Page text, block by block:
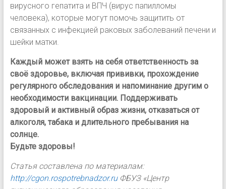
вирусного гепатита и ВПЧ (вирус папилломы
человека), которые могут помочь защитить от
связанных с инфекцией раковых заболеваний печени и
шейки матки.
Каждый может взять на себя ответственность за
своё здоровье, включая прививки, прохождение
регулярного обследования и напоминание другим о
необходимости вакцинации. Поддерживать
здоровый и активный образ жизни, отказаться от
алкоголя, табака и длительного пребывания на
солнце.
Будьте здоровы!
Статья составлена по материалам:
http://cgon.rospotrebnadzor.ruФБУЗ «Центр